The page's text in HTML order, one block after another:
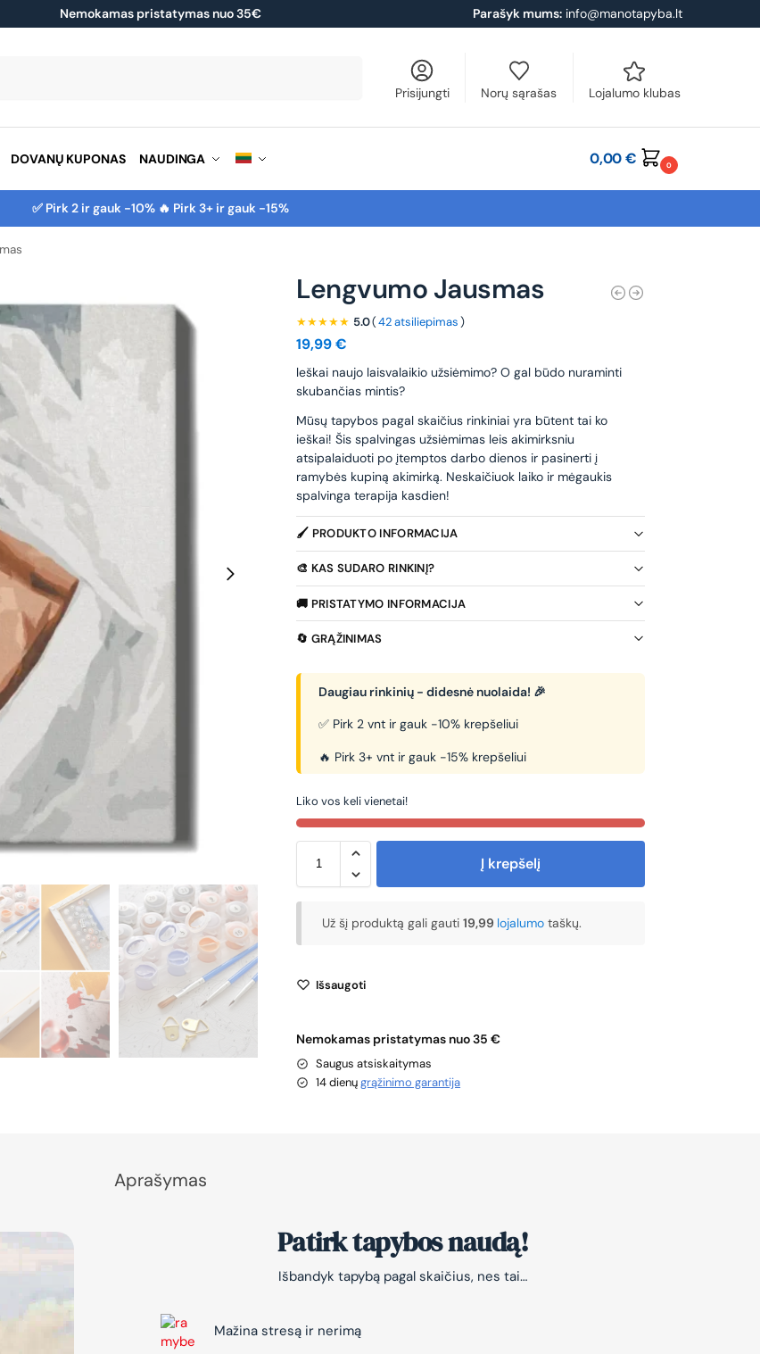
Nemokamas pristatymas nuo 35€ Parašyk mums: info@manotapyba.lt
Prisijungti Norų sąrašas Lojalumo klubas
DOVANŲ KUPONAS NAUDINGA 0,00€ 0
✅ Pirk 2 ir gauk -10% 🔥 Pirk 3+ ir gauk -15%
Lengvumo Jausmas
★★★★★ 5.0(42 atsiliepimas)
19,99€
leškai naujo laisvalaikio užsiėmimo? O gal būdo nuraminti
skubančias mintis?
Mūsų tapybos pagal skaičius rinkiniai yra būtent tai ko
ieškai! Šis spalvingas užsiėmimas leis akimirksniu
atsipalaiduoti po įtemptos darbo dienos ir pasinerti į
ramybės kupiną akimirką. Neskaičiuok laiko ir mėgaukis
spalvinga terapija kasdien!
🖌️ PRODUKTO INFORMACIJA
🎨 KAS SUDARO RINKINĮ?
🚚 PRISTATYMO INFORMACIJA
🔄 GRĄŽINIMAS
Daugiau rinkinių - didesnė nuolaida! 🎉
✅ Pirk 2 vnt ir gauk -10% krepšeliui
🔥 Pirk 3+ vnt ir gauk -15% krepšeliui
Liko vos keli vienetai!
Į krepšelį
Už šį produktą gali gauti 19,99 lojalumo taškų.
Išsaugoti
Nemokamas pristatymas nuo 35 €
Saugus atsiskaitymas
14 dienųgrąžinimo garantija
Aprašymas
Patirk tapybos naudą!
Išbandyk tapybą pagal skaičius, nes tai…
Mažina stresą ir nerimą